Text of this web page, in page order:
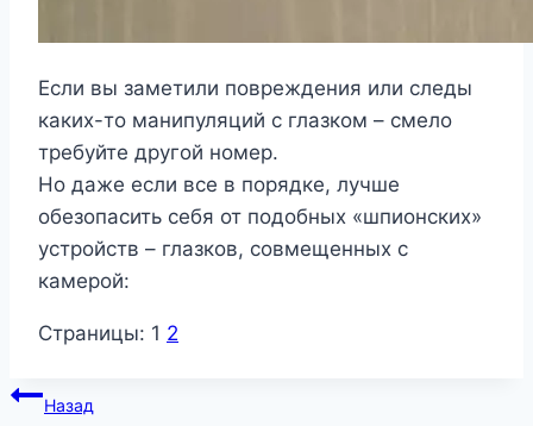
Если вы заметили повреждения или следы
каких-то манипуляций с глазком – смело
требуйте другой номер.
Но даже если все в порядке, лучше
обезопасить себя от подобных «шпионских»
устройств – глазков, совмещенных с
камерой:
Страницы: 1 2
Навигация
Назад